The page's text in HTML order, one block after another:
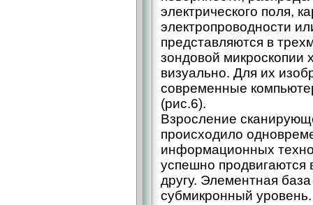
электрического поля,
электропроводности
представляются в
зондовой микроскопии
визуально. Для их
современные
(рис.6).
Взросление
происходило
информационных
успешно продвигаются
другу. Элементная
субмикронный